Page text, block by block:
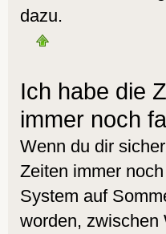
dazu.
Ich habe die
immer noch
Wenn du dir
Zeiten immer
System auf
worden, zwischen